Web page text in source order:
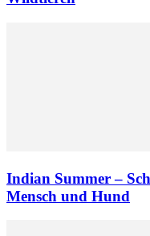
Indian Summer –
Mensch und Hund